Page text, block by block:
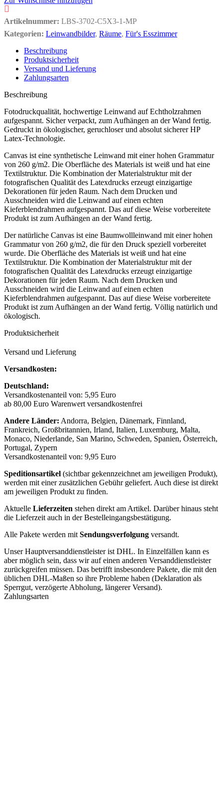
Artikelnummer: LBS-3702-C5X3-1-MP
Kategorien: Leinwandbilder, Räume, Für's Esszimmer
Beschreibung
Produktsicherheit
Versand und Lieferung
Zahlungsarten
Beschreibung
Fotodruckqualität, hochwertige Leinwand auf Echtholzrahmen
aufgespannt. Sicher verpackt, zum Aufhängen an der Wand fertig.
Gedruckt in ökologischer, geruchloser und absolut sicherer HP
Latex-Technologie.
Canvas ist eine synthetische Leinwand mit einer hohen Grammatur
von 260 g/m2. Die Oberfläche des Materials ist weiß und hat eine
Textilstruktur. Die Kombination der Materialstruktur mit der
fotografischen Qualität des Latexdrucks erzeugt einzigartige
Dekorationen für jeden Raum. Nach dem Drucken und
Ausschneiden wird die Leinwand auf einen echten
Kieferblendrahmen aufgespannt. Das auf diese Weise vorbereitete
Produkt ist zum Aufhängen an der Wand fertig.
Der natürliche Canvas ist eine Baumwollleinwand mit einer hohen
Grammatur von 260 g/m2, die für den Druck speziell vorbereitet
wurde. Die Oberfläche des Materials ist weiß und hat eine
Textilstruktur. Die Kombination der Materialstruktur mit der
fotografischen Qualität des Latexdrucks erzeugt einzigartige
Dekorationen für jeden Raum. Nach dem Drucken und
Ausschneiden wird die Leinwand auf einen echten
Kieferblendrahmen aufgespannt. Das auf diese Weise vorbereitete
Produkt ist zum Aufhängen an der Wand fertig. Völlig natürlich und
ökologisch.
Produktsicherheit
Versand und Lieferung
Versandkosten:
Deutschland:
Versandkostenanteil von: 5,95 Euro
ab 80,00 Euro Warenwert versandkostenfrei
Andere Länder: Andorra, Belgien, Dänemark, Finnland,
Frankreich, Großbritannien, Irland, Italien, Luxemburg, Malta,
Monaco, Niederlande, San Marino, Schweden, Spanien, Österreich,
Portugal, Zypern
Versandkostenanteil von: 9,95 Euro
Speditionsartikel (sichtbar gekennzeichnet am jeweiligen Produkt),
werden mit einer zusätzlichen Gebühr geliefert. Auch diese ist direkt
am jeweiligen Produkt zu finden.
Aktuelle Lieferzeiten stehen direkt am Artikel. Darüber hinaus steht
die Lieferzeit auch in der Bestelleingangsbestätigung.
Alle Pakete werden mit Sendungsverfolgung versandt.
Unser Hauptversanddienstleister ist DHL. In Einzelfällen kann es
aber möglich sein, dass wir auf einen anderen Versanddienstleister
zurückgreifen müssen. Das betrifft insbesondere Pakete, die mit den
üblichen DHL-Maßen so ihre Probleme haben (Deklaration als
Sperrgut, verzögerte Abholung, längerer Versand).
Zahlungsarten